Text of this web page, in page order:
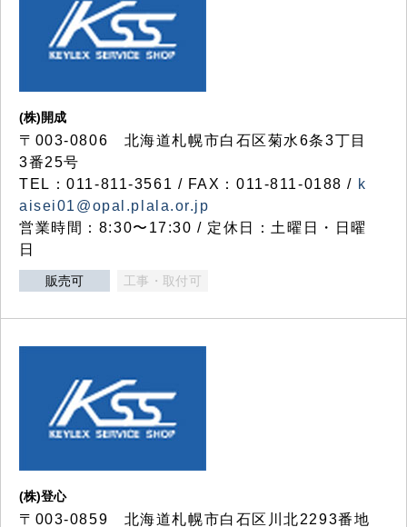
(株)開成
〒003-0806 北海道札幌市白石区菊水6条3丁目
3番25号
TEL：011-811-3561 / FAX：011-811-0188 / k
aisei01@opal.plala.or.jp
営業時間：8:30〜17:30 / 定休日：土曜日・日曜
日
販売可 工事・取付可
(株)登心
〒003-0859 北海道札幌市白石区川北2293番地